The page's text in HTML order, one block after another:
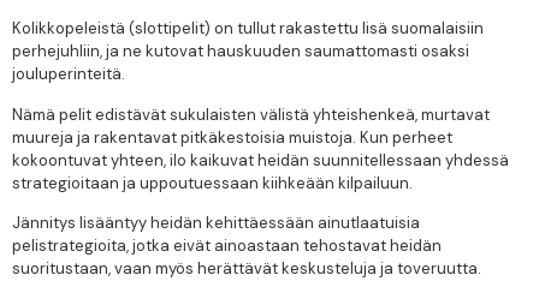
Kolikkopeleistä (slottipelit) on tullut rakastettu lisä suomalaisiin
perhejuhliin, ja ne kutovat hauskuuden saumattomasti osaksi
jouluperinteitä.
Nämä pelit edistävät sukulaisten välistä yhteishenkeä, murtavat
muureja ja rakentavat pitkäkestoisia muistoja. Kun perheet
kokoontuvat yhteen, ilo kaikuvat heidän suunnitellessaan yhdessä
strategioitaan ja uppoutuessaan kiihkeään kilpailuun.
Jännitys lisääntyy heidän kehittäessään ainutlaatuisia
pelistrategioita, jotka eivät ainoastaan tehostavat heidän
suoritustaan, vaan myös herättävät keskusteluja ja toveruutta.